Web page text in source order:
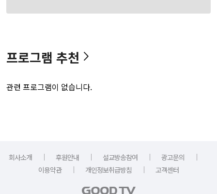
프로그램 추천
관련 프로그램이 없습니다.
회사소개 ｜ 후원안내 ｜ 설교방송참여 ｜ 광고문의
｜
이용약관
｜ 개인정보취급방침 ｜ 고객센터